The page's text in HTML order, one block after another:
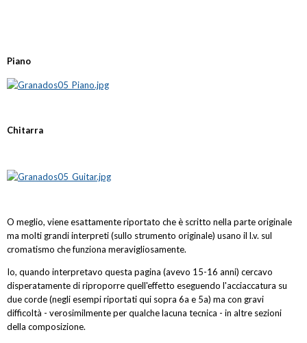
Piano
Chitarra
O meglio, viene esattamente riportato che è scritto nella parte originale
ma molti grandi interpreti (sullo strumento originale) usano il l.v. sul
cromatismo che funziona meravigliosamente.
Io, quando interpretavo questa pagina (avevo 15-16 anni) cercavo
disperatamente di riproporre quell'effetto eseguendo l'acciaccatura su
due corde (negli esempi riportati qui sopra 6a e 5a) ma con gravi
difficoltà - verosimilmente per qualche lacuna tecnica - in altre sezioni
della composizione.